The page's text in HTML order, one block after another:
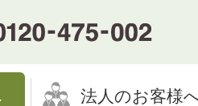
法人のお客様